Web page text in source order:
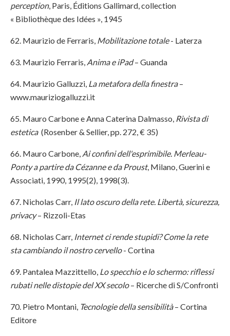
perception, Paris, Éditions Gallimard, collection
« Bibliothèque des Idées », 1945
62. Maurizio de Ferraris, Mobilitazione totale- Laterza
63. Maurizio Ferraris, Anima e iPad– Guanda
64. Maurizio Galluzzi, La metafora della finestra–
www.mauriziogalluzzi.it
65. Mauro Carbone e Anna Caterina Dalmasso, Rivista di
estetica(Rosenber & Sellier, pp. 272, € 35)
66. Mauro Carbone, Ai confini dell'esprimibile. Merleau-
Ponty a partire da Cézanne e da Proust, Milano, Guerini e
Associati, 1990, 1995(2), 1998(3).
67. Nicholas Carr, Il lato oscuro della rete. Libertà, sicurezza,
privacy– Rizzoli-Etas
68. Nicholas Carr, Internet ci rende stupidi? Come la rete
sta cambiando il nostro cervello- Cortina
69. Pantalea Mazzittello, Lo specchio e lo schermo: riflessi
rubati nelle distopie del XX secolo– Ricerche di S/Confronti
70. Pietro Montani, Tecnologie della sensibilità– Cortina
Editore